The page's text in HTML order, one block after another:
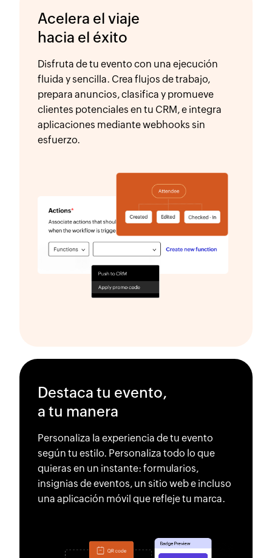
Acelera el viaje
hacia el éxito
Disfruta de tu evento con una ejecución
fluida y sencilla. Crea flujos de trabajo,
prepara anuncios, clasifica y promueve
clientes potenciales en tu CRM, e integra
aplicaciones mediante webhooks sin
esfuerzo.
Destaca tu evento,
a tu manera
Personaliza la experiencia de tu evento
según tu estilo. Personaliza todo lo que
quieras en un instante: formularios,
insignias de eventos, un sitio web e incluso
una aplicación móvil que refleje tu marca.